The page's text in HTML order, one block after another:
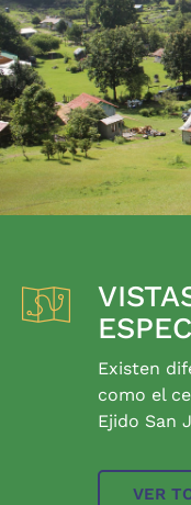
Existen
como el
Ejido San
VER